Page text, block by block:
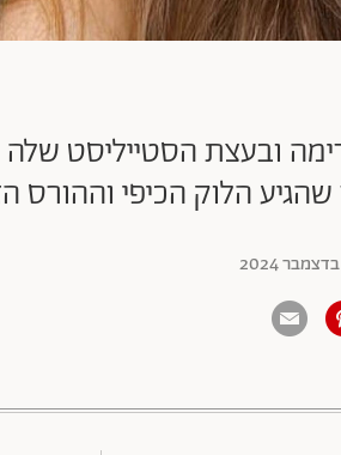
ובעצת הסטייליסט שלה
הלוק הכיפי וההורס